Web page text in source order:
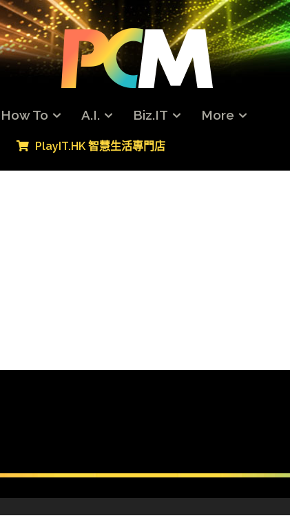
How To A.I. Biz.IT More
PlayIT.HK 智慧生活專門店